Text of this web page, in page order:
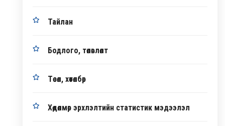
Тайлан
Бодлого, төлөвлөлт
Төсөл, хөтөлбөр
Хөдөлмөр эрхлэлтийн статистик мэдээлэл